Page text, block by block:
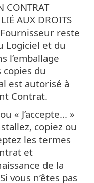
CONTRAT
AUX DROITS
Fournisseur reste
Logiciel et du
l’emballage
du
est autorisé à
Contrat.
« J’accepte... »
copiez ou
les termes
et
de la
vous n’êtes pas